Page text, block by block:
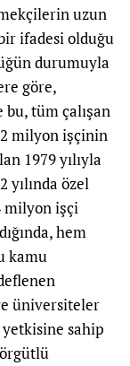
uzun
ifadesi olduğu
durumuyla
göre,
bu, tüm çalışan
milyon işçinin
1979 yılıyla
yılında özel
milyon işçi
hem
kamu
üniversiteler
sahip